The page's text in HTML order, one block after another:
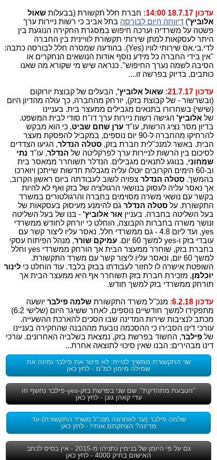
עדכון 18.7.17 14:00: חברת חלל תקשורת (בבעלות שאול
אלוביץ') דיווחה היום לבורסה בתל אביב כי רשות ניירות ערך
פשטה על משרדיה וערכה חיפוש במסגרת החקירה הנוגעת בין
היתר לעסקאות למתן שירותי תקשורת לוויינית בין החברה
לדי.בי.אס שירותי לוויו (Yes). בהודעה שמסרה חלל לבורסה כתבה:
"אין בידי החברה כל מידע נוסף אודות הנושאים הנחקרים או
הסיבה לשמה נערך החיפוש". כנראה שיש מי שקורא מה שאנו
כותבים, בדיוק בפרשה זו....
עדכון 21.7.17: שאול אלוביץ', הבעלים של קבוצת יורוקום
(ובשרשור - של קבוצת בזק), יורחק מהחברה, כך עולה מהדיון היום
(שישי) בשחרורו בתנאים מגבילים ממעצר בית. בעניינו
של אלוביץ' הגישה רשות ניירות ערך דו"ח סודי לבית המשפט.
בדיון מסר נציג הרשות, עו"ד ערן שחם שביט, כי הוא מבקש
להרחיקו מהחברה ל-90 יום נוספים, במקביל להפסקת מעצר
הבית. באשר למנכ"לית חברת בזק, סטלה הנדלר, הגיעו הצדדים
לסיכום בין הרשות לניירות ערך לפרקליטה של הנדלר, עו"ד נתי
שמחוני, בנוגע לתנאים מגבילים. הנדלר תשוחרר ממאסר בית
וב-60 הימים הקרובים יוטלו עליה מגבלות חדשות שייתכן ויוארכו
בהמשך. סטלה הנדלר צפויה לשוב לעבודתה ביום ראשון הקרוב,
אך נאסר עליה לעסוק בנושאי הרגולציה של בזק ואף לא להיות
בקשר עם נושאי משרה מסוימים בחברה והרגולטורים במשרד
התקשורת. על סטלה הנדלר גם להימנע מעיסוק בעסקאות של
בעל השליטה בחברה. בעניין אור אלוביץ' - בנו של בעל השליטה
ונושר משרה בחברות הקבוצה, הוחלט כי יורחק לחודש ממשרדי
yes, ועד ליום 4.8 - גם ממשרדי חלל. נאסר עליו ליצור קשר עם
עובדי בזק ו-yes למשך 60 יום.
עמיקם שורר, מנהל הפיתוח עסקי
בחברת בזק, שוחרר ממעצר הבית אך הורחק ממשרדי yes וחלל
למשך 60 יום, ונאסר עליו ליצור קשר עם משרד התקשורת.
השופטת אישרה לו לחזור לעבודתו בבזק בלבד. עוד הוחלט כי לינור
יוכלמן, מזכירת חברת בזק תשוחרר אף היא ממעצר הבית אך
תורחק ממשרדי בזק למשך חודש.
עדכון 6.2.18 : מנכ"ל משרד התקשורת שלמה פילבר יושעה
מתפקידו למשך חודשיים נוספים, לאחר ששיגר היום (שלישי 6.2)
מכתב לנציבות שירות המדינה שבו הסכים להארכת ההשעייה.
עורכי דינו הסבירו כי ההסכמה נובעת מההבנה שהחקירה בעניינו
של פילבר, החשוד בפרשת בזק, נמצאת בשלביה האחרונים. עורכי
דינו מבהירים: הבנו שאין סיכוי לתוצאה אחרת...
שר התקשורת ממשיך לטייח: לא פיטר את פילבר ומינה את
שמילה מימון למ"מ - לחץ כאן
"הטבעת מתהדקת": שם שני בפרשת בזק-yes-פילבר נחשף וזו
עדי קאהן גונן - לחץ כאן
שלמה פילבר (עד לאחרונה מנכ"ל משרד התקשורת)-עד
מדינה? הצחקתם אותי! - לחץ כאן
גם על פי היומן של בנימין נתניהו מ-2015 - אין בסיס לכתב
האישום בתיק 4000 - לחץ כאן